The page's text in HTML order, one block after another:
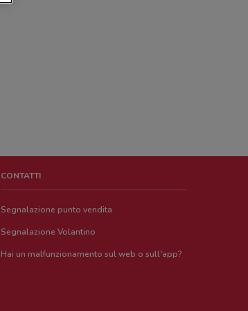
CONTATTI
Segnalazione punto vendita
Segnalazione Volantino
Hai un malfunzionamento sul web o sull'app?